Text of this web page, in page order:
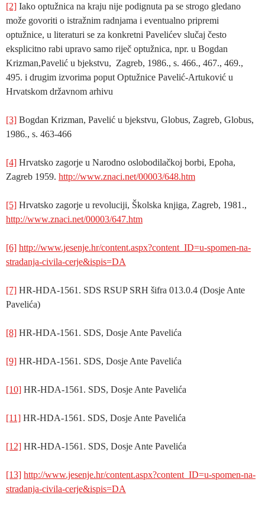
[2] Iako optužnica na kraju nije podignuta pa se strogo gledano
može govoriti o istražnim radnjama i eventualno pripremi
optužnice, u literaturi se za konkretni Pavelićev slučaj često
eksplicitno rabi upravo samo riječ optužnica, npr. u Bogdan
Krizman,Pavelić u bjekstvu, Zagreb, 1986., s. 466., 467., 469.,
495. i drugim izvorima poput Optužnice Pavelić-Artuković u
Hrvatskom državnom arhivu
[3] Bogdan Krizman, Pavelić u bjekstvu, Globus, Zagreb, Globus,
1986., s. 463-466
[4] Hrvatsko zagorje u Narodno oslobodilačkoj borbi, Epoha,
Zagreb 1959. http://www.znaci.net/00003/648.htm
[5] Hrvatsko zagorje u revoluciji, Školska knjiga, Zagreb, 1981.,
http://www.znaci.net/00003/647.htm
[6] http://www.jesenje.hr/content.aspx?content_ID=u-spomen-na-
stradanja-civila-cerje&ispis=DA
[7] HR-HDA-1561. SDS RSUP SRH šifra 013.0.4 (Dosje Ante
Pavelića)
[8] HR-HDA-1561. SDS, Dosje Ante Pavelića
[9] HR-HDA-1561. SDS, Dosje Ante Pavelića
[10] HR-HDA-1561. SDS, Dosje Ante Pavelića
[11] HR-HDA-1561. SDS, Dosje Ante Pavelića
[12] HR-HDA-1561. SDS, Dosje Ante Pavelića
[13] http://www.jesenje.hr/content.aspx?content_ID=u-spomen-na-
stradanja-civila-cerje&ispis=DA